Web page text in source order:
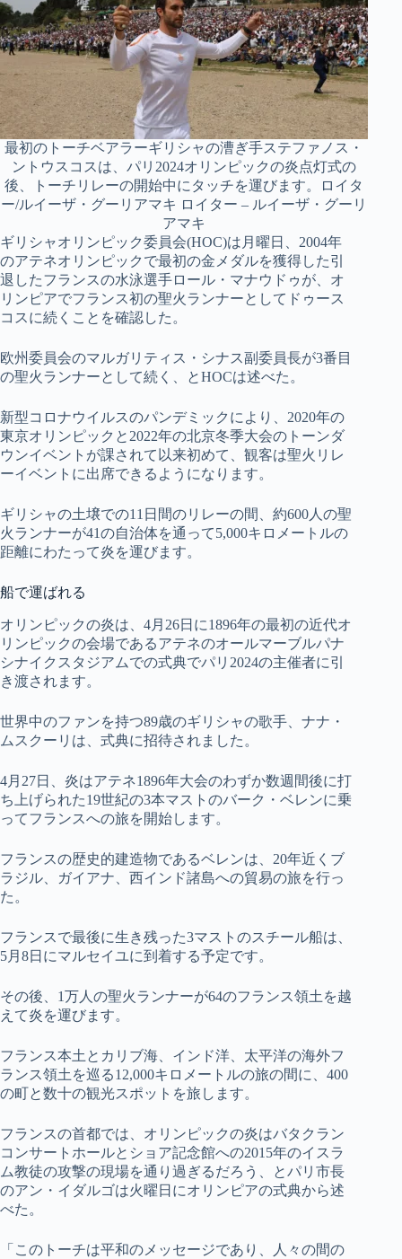
最初のトーチベアラーギリシャの漕ぎ手ステファノス・
ントウスコスは、パリ2024オリンピックの炎点灯式の
後、トーチリレーの開始中にタッチを運びます。ロイタ
ー/ルイーザ・グーリアマキ ロイター – ルイーザ・グーリ
アマキ
ギリシャオリンピック委員会(HOC)は月曜日、2004年
のアテネオリンピックで最初の金メダルを獲得した引
退したフランスの水泳選手ロール・マナウドゥが、オ
リンピアでフランス初の聖火ランナーとしてドゥース
コスに続くことを確認した。
欧州委員会のマルガリティス・シナス副委員長が3番目
の聖火ランナーとして続く、とHOCは述べた。
新型コロナウイルスのパンデミックにより、2020年の
東京オリンピックと2022年の北京冬季大会のトーンダ
ウンイベントが課されて以来初めて、観客は聖火リレ
ーイベントに出席できるようになります。
ギリシャの土壌での11日間のリレーの間、約600人の聖
火ランナーが41の自治体を通って5,000キロメートルの
距離にわたって炎を運びます。
船で運ばれる
オリンピックの炎は、4月26日に1896年の最初の近代オ
リンピックの会場であるアテネのオールマーブルパナ
シナイクスタジアムでの式典でパリ2024の主催者に引
き渡されます。
世界中のファンを持つ89歳のギリシャの歌手、ナナ・
ムスクーリは、式典に招待されました。
4月27日、炎はアテネ1896年大会のわずか数週間後に打
ち上げられた19世紀の3本マストのバーク・ベレンに乗
ってフランスへの旅を開始します。
フランスの歴史的建造物であるベレンは、20年近くブ
ラジル、ガイアナ、西インド諸島への貿易の旅を行っ
た。
フランスで最後に生き残った3マストのスチール船は、
5月8日にマルセイユに到着する予定です。
その後、1万人の聖火ランナーが64のフランス領土を越
えて炎を運びます。
フランス本土とカリブ海、インド洋、太平洋の海外フ
ランス領土を巡る12,000キロメートルの旅の間に、400
の町と数十の観光スポットを旅します。
フランスの首都では、オリンピックの炎はバタクラン
コンサートホールとショア記念館への2015年のイスラ
ム教徒の攻撃の現場を通り過ぎるだろう、とパリ市長
のアン・イダルゴは火曜日にオリンピアの式典から述
べた。
「このトーチは平和のメッセージであり、人々の間の